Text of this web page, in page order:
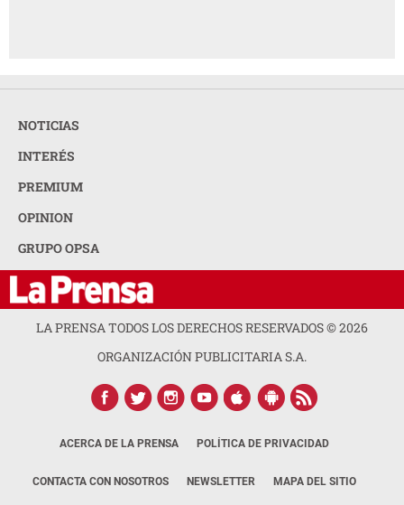
NOTICIAS
INTERÉS
PREMIUM
OPINION
GRUPO OPSA
LA PRENSA TODOS LOS DERECHOS RESERVADOS ©2026
ORGANIZACIÓN PUBLICITARIA S.A.
ACERCA DE LA PRENSA POLÍTICA DE PRIVACIDAD
CONTACTA CON NOSOTROS NEWSLETTER MAPA DEL SITIO